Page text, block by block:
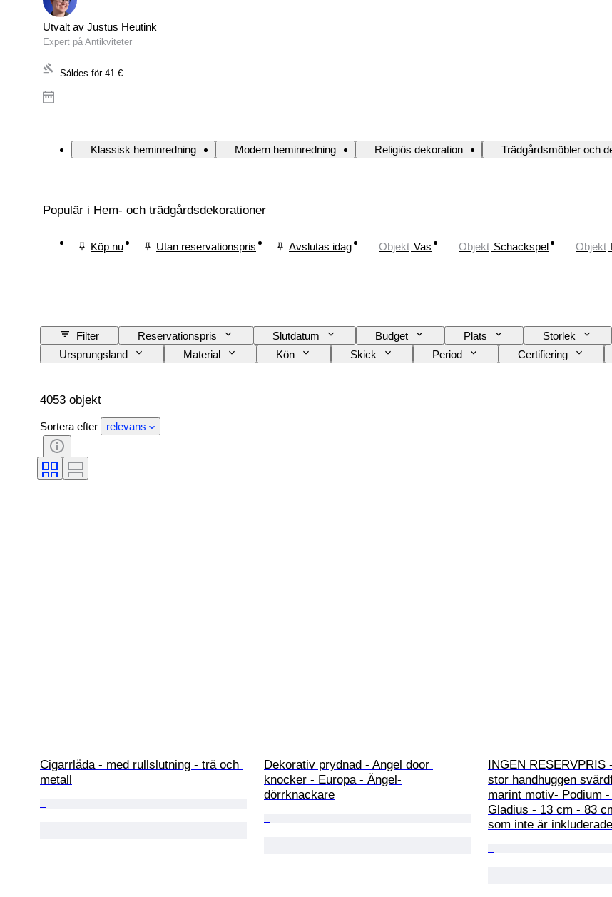
Utvalt av Justus Heutink
Expert på Antikviteter
Såldes för 41 €
Klassisk heminredning Modern heminredning Religiös dekoration Trädgårdsmöbler och
Populär i Hem- och trädgårdsdekorationer
Köp nu Utan reservationspris Avslutas idag Objekt Vas Objekt Schackspel Objekt
Filter Reservationspris Slutdatum Budget Plats Storlek
Ursprungsland
Material Kön Skick Period Certifiering
Färg
Urverk Original / kopia Era Odlingsstil Säljs av
4053 objekt
Sortera efter relevans
Cigarrlåda - med rullslutning - trä och
metall
Dekorativ prydnad - Angel door
knocker - Europa - Ängel-
dörrknackare
INGEN RESERVPRIS
stor handhuggen
marint motiv- Podium
Gladius - 13 cm - 83
som inte är